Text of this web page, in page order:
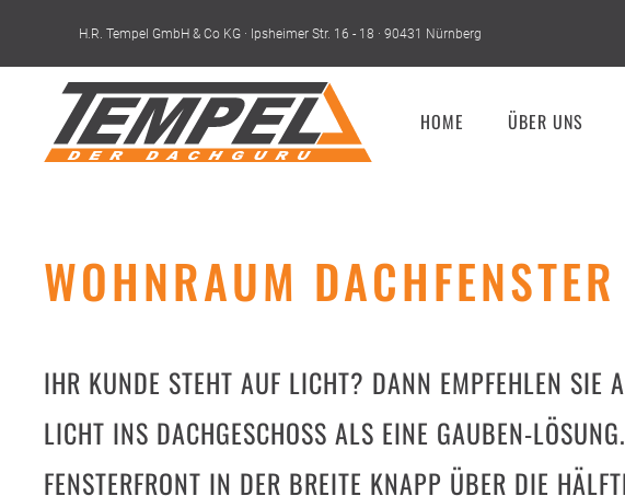
Skip to main content
H.R. Tempel GmbH & Co KG · Ipsheimer Str. 16 - 18 · 90431 Nürnberg
HOME ÜBER UNS
WOHNRAUM DACHFENSTER
IHR KUNDE STEHT AUF LICHT? DANN EMPFEHLEN SIE
LICHT INS DACHGESCHOSS ALS EINE GAUBEN-
FENSTERFRONT IN DER BREITE KNAPP ÜBER DIE